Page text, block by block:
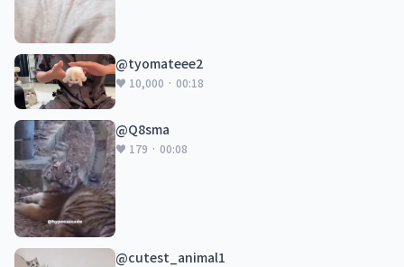
@tyomateee2
♥ 10,000 · 00:18
@Q8sma
♥ 179 · 00:08
@cutest_animal1